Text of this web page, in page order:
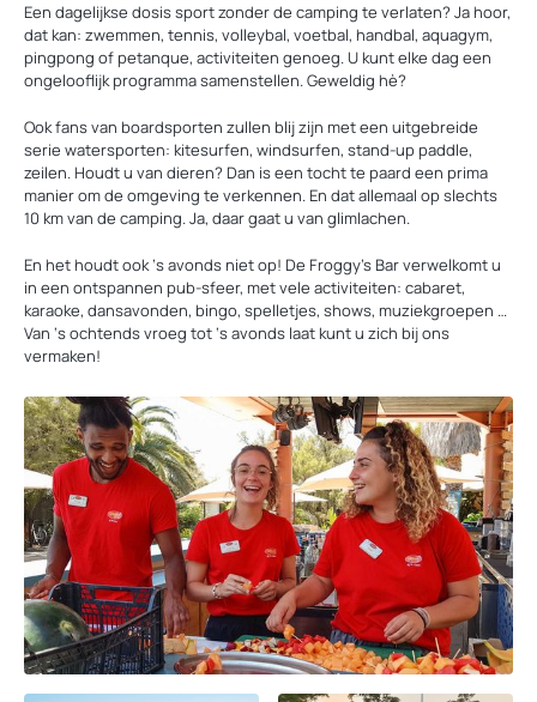
Een dagelijkse dosis sport zonder de camping te verlaten? Ja hoor,
dat kan: zwemmen, tennis, volleybal, voetbal, handbal, aquagym,
pingpong of petanque, activiteiten genoeg. U kunt elke dag een
ongelooflijk programma samenstellen. Geweldig hè?
Ook fans van boardsporten zullen blij zijn met een uitgebreide
serie watersporten: kitesurfen, windsurfen, stand-up paddle,
zeilen. Houdt u van dieren? Dan is een tocht te paard een prima
manier om de omgeving te verkennen. En dat allemaal op slechts
10 km van de camping. Ja, daar gaat u van glimlachen.
En het houdt ook ‘s avonds niet op! De Froggy’s Bar verwelkomt u
in een ontspannen pub-sfeer, met vele activiteiten: cabaret,
karaoke, dansavonden, bingo, spelletjes, shows, muziekgroepen …
Van ‘s ochtends vroeg tot ‘s avonds laat kunt u zich bij ons
vermaken!